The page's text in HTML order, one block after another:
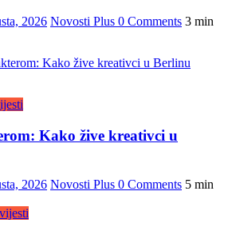
2026 Novosti Plus 0 Comments 3 min
Kako žive kreativci u
2026 Novosti Plus 0 Comments 5 min